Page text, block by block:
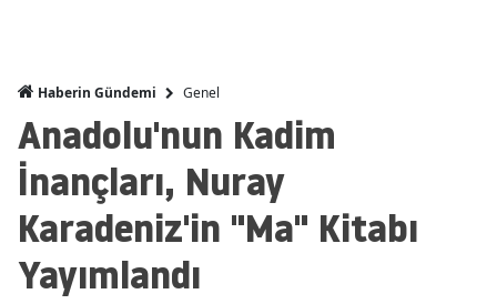
Haberin Gündemi Genel
Anadolu'nun Kadim
İnançları, Nuray
Karadeniz'in "Ma" Kitabı
Yayımlandı